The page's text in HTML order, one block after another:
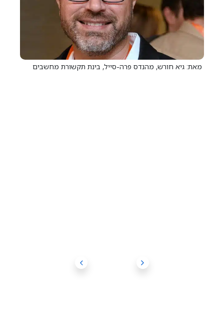
מאת: גיא חורש, מהנדס פרה-סייל, בינת תקשורת מחשבים